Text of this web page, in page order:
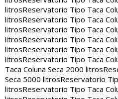
litrosReservatorio Tipo Taca
litrosReservatorio Tipo Taca
litrosReservatorio Tipo Taca
litrosReservatorio Tipo Taca
litrosReservatorio Tipo Taca
litrosReservatorio Tipo Taca
Taca Coluna Seca 2000 litros
Seca 5000 litrosReservatorio
litrosReservatorio Tipo Taca